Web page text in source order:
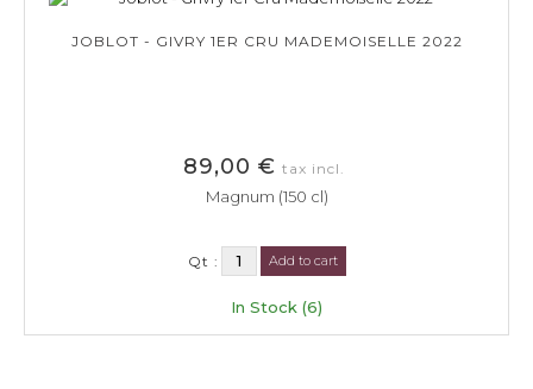
JOBLOT - GIVRY 1ER CRU MADEMOISELLE 2022
89,00 € tax incl.
Magnum (150 cl)
Qt : Add to cart
In Stock (6)